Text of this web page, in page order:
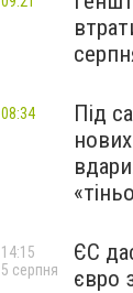
Під
08:34
ЄС
євро
14:15
5 серпня